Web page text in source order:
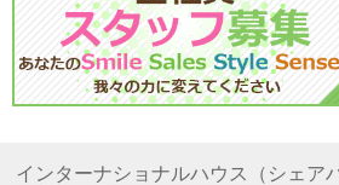
インターナショナルハウス（シェア